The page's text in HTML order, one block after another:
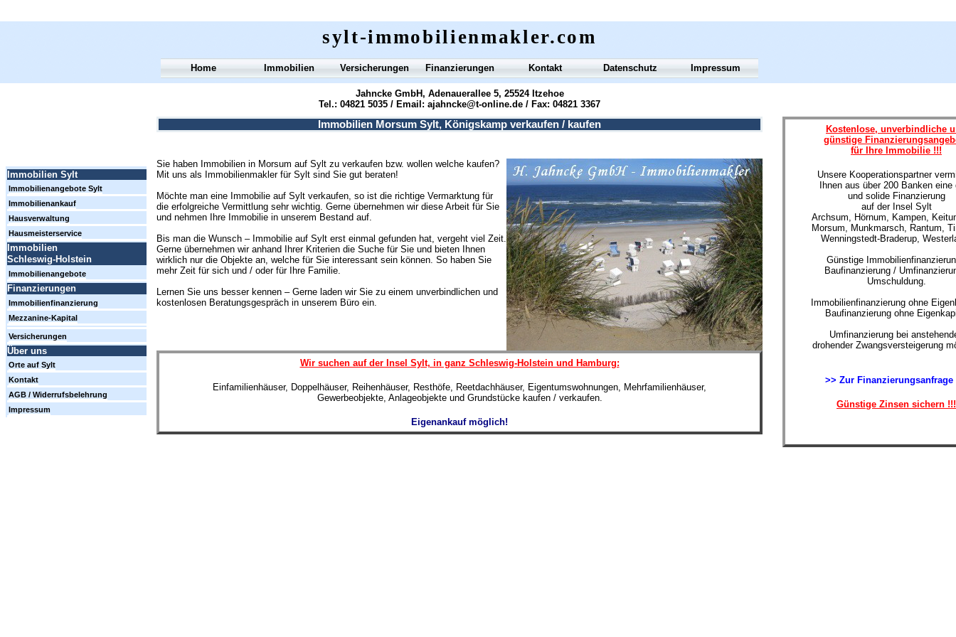
Immobilien Morsum Sylt, Königskamp verkaufen / kaufen
Jahncke GmbH, Adenauerallee 5, 25524 Itzehoe
Tel.: 04821 5035 / Email: ajahncke@t-online.de / Fax: 04821 3367
sylt-immobilienmakler.com
Sie haben Immobilien in Morsum auf Sylt zu verkaufen bzw. wollen welche kaufen?
Mit uns als Immobilienmakler für Sylt sind Sie gut beraten!
Möchte man eine Immobilie auf Sylt verkaufen, so ist die richtige Vermarktung für
die erfolgreiche Vermittlung sehr wichtig. Gerne übernehmen wir diese Arbeit für Sie
und nehmen Ihre Immobilie in unserem Bestand auf.
Bis man die Wunsch – Immobilie auf Sylt erst einmal gefunden hat, vergeht viel Zeit.
Gerne übernehmen wir anhand Ihrer Kriterien die Suche für Sie und bieten Ihnen
wirklich nur die Objekte an, welche für Sie interessant sein können. So haben Sie
mehr Zeit für sich und / oder für Ihre Familie.
Lernen Sie uns besser kennen – Gerne laden wir Sie zu einem unverbindlichen und
kostenlosen Beratungsgespräch in unserem Büro ein.
Wir suchen auf der Insel Sylt, in ganz Schleswig-Holstein und Hamburg:
Einfamilienhäuser, Doppelhäuser, Reihenhäuser, Resthöfe, Reetdachhäuser, Eigentumswohnungen, Mehrfamilienhäuser,
Gewerbeobjekte, Anlageobjekte und Grundstücke kaufen / verkaufen.
Eigenankauf möglich!
Kostenlose, unverbindliche
günstige
für Ihre Immobilie !!!
Unsere Kooperationspartner
Ihnen aus über 200 Banken eine
und solide Finanzierung
auf der Insel Sylt
Archsum, Hörnum, Kampen,
Morsum, Munkmarsch, Rantum,
Wenningstedt-Braderup,
Günstige
Baufinanzierung /
Umschuldung.
Immobilienfinanzierung ohne
Baufinanzierung ohne
Umfinanzierung bei
drohender Zwangsversteigerung
>> Zur Finanzierungsanfrage
Günstige Zinsen sichern !!!
Home Immobilien Versicherungen Finanzierungen Kontakt Datenschutz Impressum
Immobilien Sylt
Immobilienangebote Sylt
Immobilienankauf
Hausverwaltung
Hausmeisterservice
Immobilien
Schleswig-Holstein
Immobilienangebote
Finanzierungen
Immobilienfinanzierung
Mezzanine-Kapital
Versicherungen
Über uns
Orte auf Sylt
Kontakt
AGB / Widerrufsbelehrung
Impressum